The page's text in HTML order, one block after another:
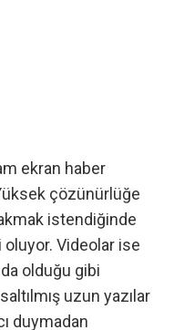
ekran haber
çözünürlüğe
istendiğinde
Videolar ise
olduğu gibi
uzun yazılar
duymadan